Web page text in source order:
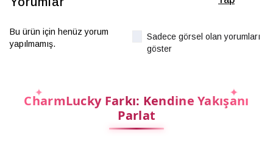
Bu ürün için henüz yorum
yapılmamış.
Sadece görsel olan yorumları
göster
CharmLucky Farkı: Kendine Yakışanı
Parlat